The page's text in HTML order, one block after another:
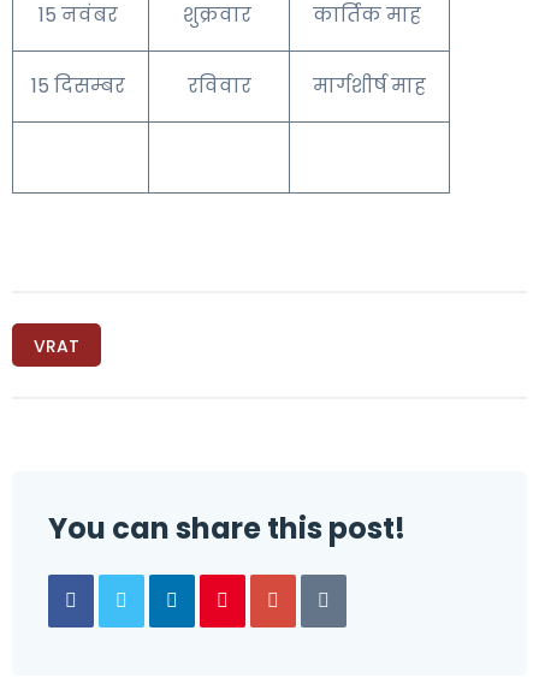
15 नवंबर शुक्रवार कार्तिक माह
15 दिसम्बर रविवार मार्गशीर्ष माह
VRAT
You can share this post!